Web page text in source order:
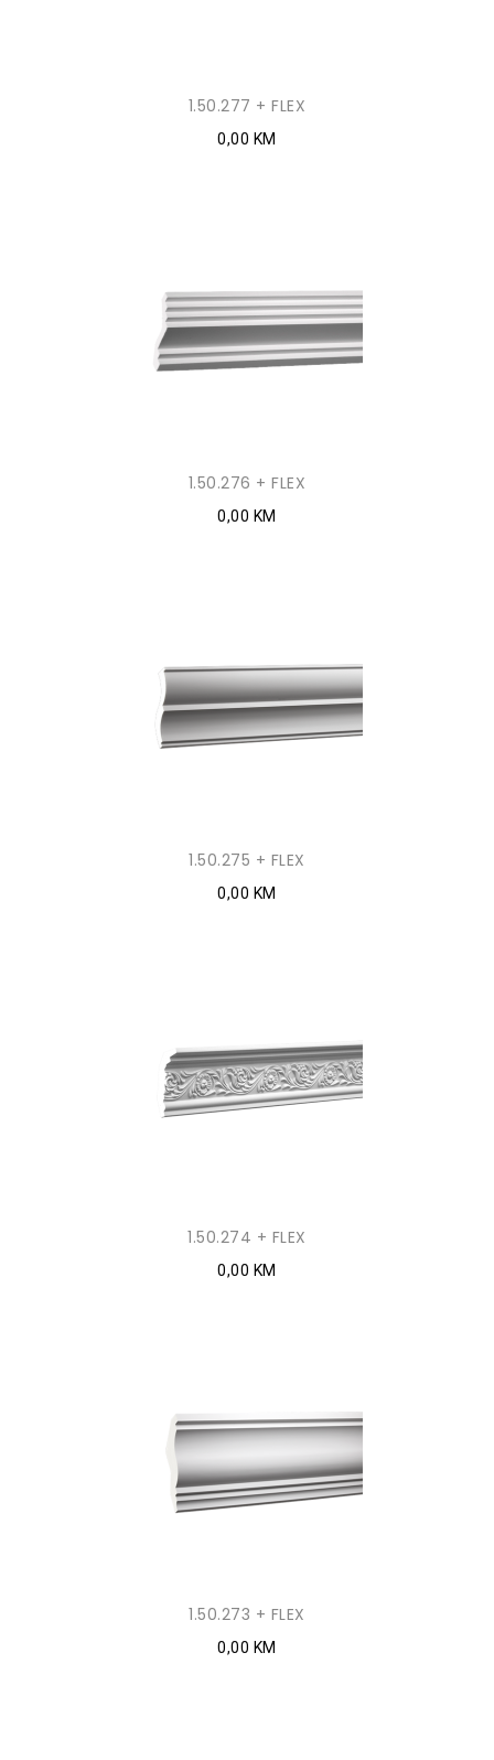
1.50.277 + FLEX
0,00 KM
1.50.276 + FLEX
0,00 KM
1.50.275 + FLEX
0,00 KM
1.50.274 + FLEX
0,00 KM
1.50.273 + FLEX
0,00 KM